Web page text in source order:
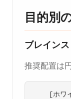
目的別
ブレイン
推奨配置は
[ホワ